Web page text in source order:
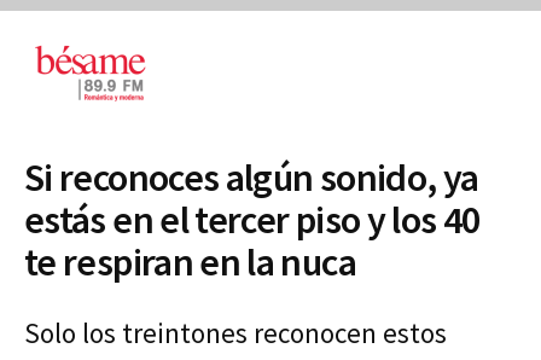
Si reconoces algún sonido, ya
estás en el tercer piso y los 40
te respiran en la nuca
Solo los treintones reconocen estos